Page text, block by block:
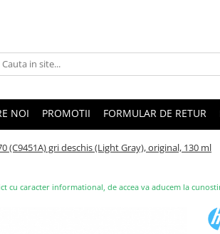
NOI PROMOTII FORMULAR DE RETUR
(C9451A) gri deschis (Light Gray), original, 130 ml
cu caracter informational, de accea va aducem la